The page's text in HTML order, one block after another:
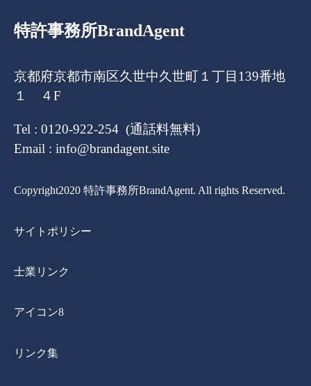
特許事務所BrandAgent
京都府京都市南区久世中久世町１丁目139番地
１ ４F
Tel : 0120-922-254 (通話料無料)
Email : info@brandagent.site
Copyright2020 特許事務所BrandAgent. All rights Reserved.
サイトポリシー
士業リンク
アイコン8
リンク集